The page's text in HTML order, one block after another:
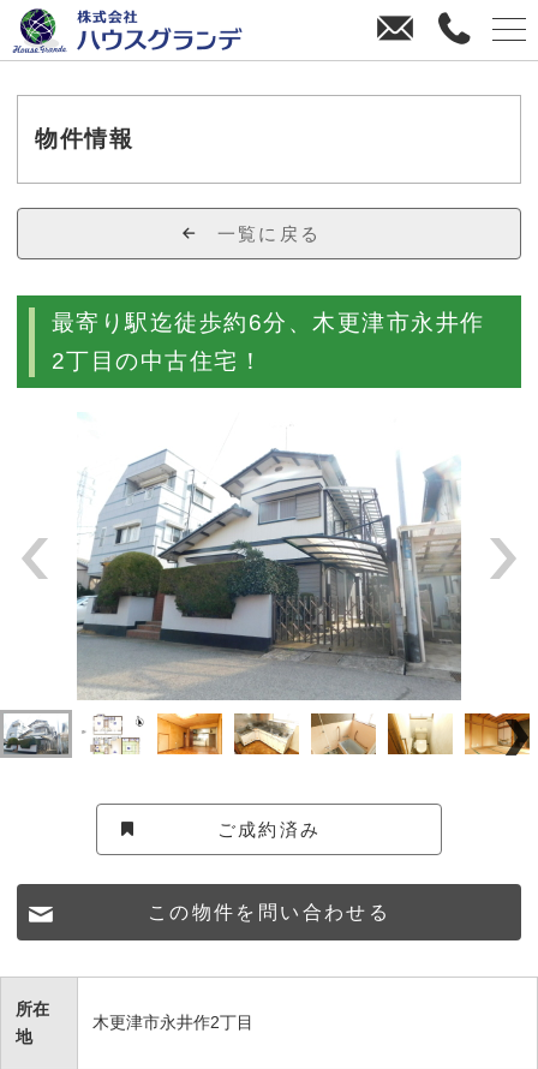
4
7
お
物件情報
一覧に戻る
最寄り駅迄徒歩約6分、木更津市永井作
2丁目の中古住宅！
ご成約済み
この物件を問い合わせる
所在
地
木更津市永井作2丁目